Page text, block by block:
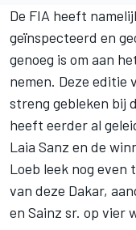
De FIA heeft
geïnspecteerd en
genoeg is om aan
nemen. Deze editie
streng gebleken bij
heeft eerder al
Laia Sanz en de
Loeb leek nog even
van deze Dakar,
en Sainz sr. op vier